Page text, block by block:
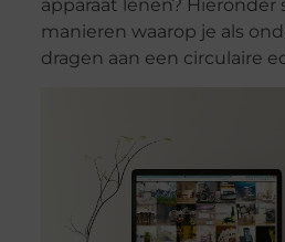
apparaat lenen? Hieronder
manieren waarop je als
dragen aan een circulaire